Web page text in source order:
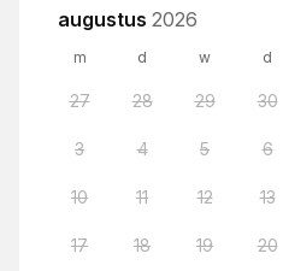
augustus 2026
m d w d
27 28 29 30
3 4 5 6
10 11 12 13
17 18 19 20